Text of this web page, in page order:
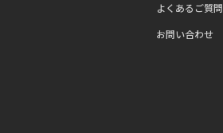
よくあるご質問
お問い合わせ